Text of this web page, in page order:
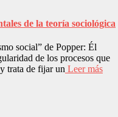
de la teoría sociológica
social” de Popper: Él
de los procesos que
trata de fijar un Leer más